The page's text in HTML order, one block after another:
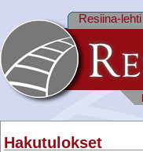
Resiina-lehti
Hakutulokset